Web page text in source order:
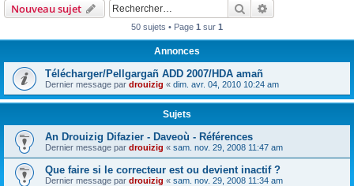
e
r
Nouveau sujet Rechercher
50 sujets • Page 1 sur 1
Annonces
Télécharger/Pellgargañ ADD 2007/HDA amañ
Dernier message par drouizig « dim. avr. 04, 2010 10:24 am
Sujets
An Drouizig Difazier - Daveoù - Références
Dernier message par drouizig « sam. nov. 29, 2008 11:47 am
Que faire si le correcteur est ou devient inactif ?
Dernier message par drouizig « sam. nov. 29, 2008 11:34 am